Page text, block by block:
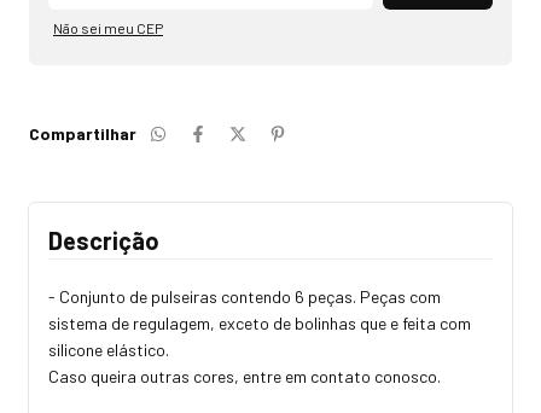
Não sei meu CEP
Compartilhar
Descrição
- Conjunto de pulseiras contendo 6 peças. Peças com
sistema de regulagem, exceto de bolinhas que e feita com
silicone elástico.
Caso queira outras cores, entre em contato conosco.